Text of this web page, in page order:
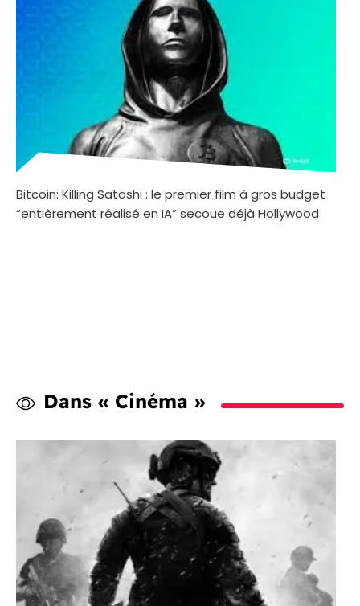
Bitcoin: Killing Satoshi : le premier film à gros budget
“entièrement réalisé en IA” secoue déjà Hollywood
Dans « Cinéma »